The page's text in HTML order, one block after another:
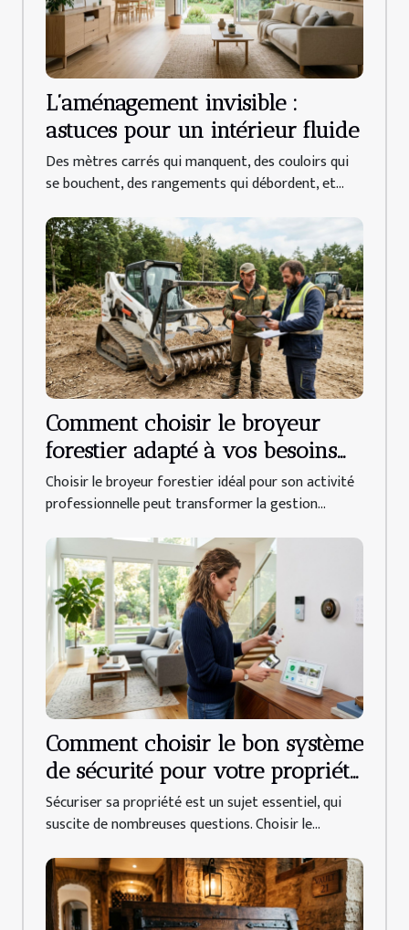
L’aménagement invisible :
astuces pour un intérieur fluide
Des mètres carrés qui manquent, des couloirs qui
se bouchent, des rangements qui débordent, et...
Comment choisir le broyeur
forestier adapté à vos besoins
professionnels ?
Choisir le broyeur forestier idéal pour son activité
professionnelle peut transformer la gestion...
Comment choisir le bon système
de sécurité pour votre propriété
?
Sécuriser sa propriété est un sujet essentiel, qui
suscite de nombreuses questions. Choisir le...